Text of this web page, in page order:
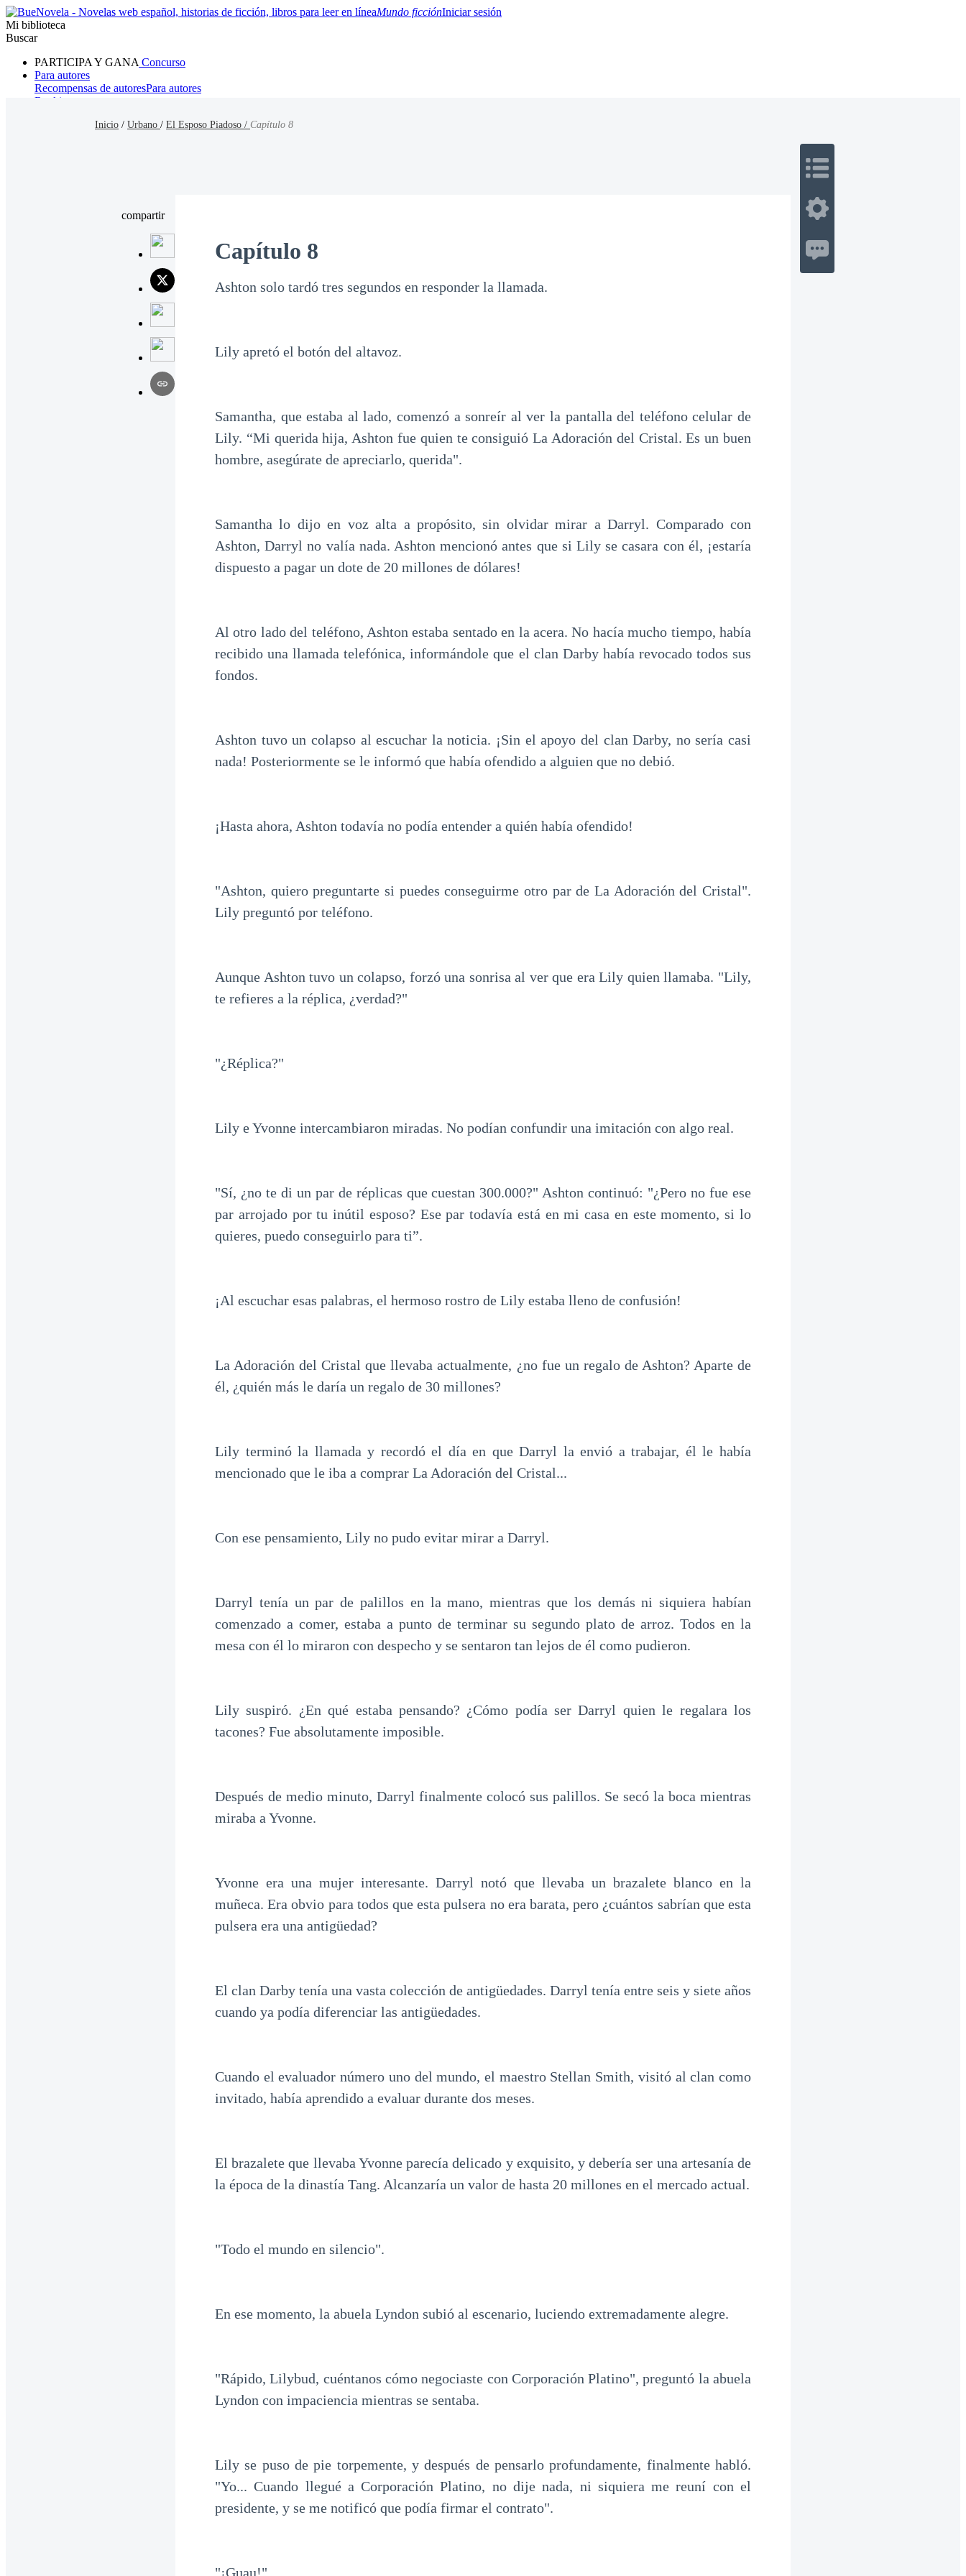
Mundo ficciónIniciar sesión
Mi biblioteca
Buscar
PARTICIPA Y GANA Concurso
Para autores
Recompensas de autoresPara autores
Ranking
Inicio / Urbano / El Esposo Piadoso / Capítulo 8
compartir
Capítulo 8
Ashton solo tardó tres segundos en responder la llamada.
Lily apretó el botón del altavoz.
Samantha, que estaba al lado, comenzó a sonreír al ver la pantalla del teléfono celular de
Lily. “Mi querida hija, Ashton fue quien te consiguió La Adoración del Cristal. Es un buen
hombre, asegúrate de apreciarlo, querida".
Samantha lo dijo en voz alta a propósito, sin olvidar mirar a Darryl. Comparado con
Ashton, Darryl no valía nada. Ashton mencionó antes que si Lily se casara con él, ¡estaría
dispuesto a pagar un dote de 20 millones de dólares!
Al otro lado del teléfono, Ashton estaba sentado en la acera. No hacía mucho tiempo, había
recibido una llamada telefónica, informándole que el clan Darby había revocado todos sus
fondos.
Ashton tuvo un colapso al escuchar la noticia. ¡Sin el apoyo del clan Darby, no sería casi
nada! Posteriormente se le informó que había ofendido a alguien que no debió.
¡Hasta ahora, Ashton todavía no podía entender a quién había ofendido!
"Ashton, quiero preguntarte si puedes conseguirme otro par de La Adoración del Cristal".
Lily preguntó por teléfono.
Aunque Ashton tuvo un colapso, forzó una sonrisa al ver que era Lily quien llamaba. "Lily,
te refieres a la réplica, ¿verdad?"
"¿Réplica?"
Lily e Yvonne intercambiaron miradas. No podían confundir una imitación con algo real.
"Sí, ¿no te di un par de réplicas que cuestan 300.000?" Ashton continuó: "¿Pero no fue ese
par arrojado por tu inútil esposo? Ese par todavía está en mi casa en este momento, si lo
quieres, puedo conseguirlo para ti”.
¡Al escuchar esas palabras, el hermoso rostro de Lily estaba lleno de confusión!
La Adoración del Cristal que llevaba actualmente, ¿no fue un regalo de Ashton? Aparte de
él, ¿quién más le daría un regalo de 30 millones?
Lily terminó la llamada y recordó el día en que Darryl la envió a trabajar, él le había
mencionado que le iba a comprar La Adoración del Cristal...
Con ese pensamiento, Lily no pudo evitar mirar a Darryl.
Darryl tenía un par de palillos en la mano, mientras que los demás ni siquiera habían
comenzado a comer, estaba a punto de terminar su segundo plato de arroz. Todos en la
mesa con él lo miraron con despecho y se sentaron tan lejos de él como pudieron.
Lily suspiró. ¿En qué estaba pensando? ¿Cómo podía ser Darryl quien le regalara los
tacones? Fue absolutamente imposible.
Después de medio minuto, Darryl finalmente colocó sus palillos. Se secó la boca mientras
miraba a Yvonne.
Yvonne era una mujer interesante. Darryl notó que llevaba un brazalete blanco en la
muñeca. Era obvio para todos que esta pulsera no era barata, pero ¿cuántos sabrían que esta
pulsera era una antigüedad?
El clan Darby tenía una vasta colección de antigüedades. Darryl tenía entre seis y siete años
cuando ya podía diferenciar las antigüedades.
Cuando el evaluador número uno del mundo, el maestro Stellan Smith, visitó al clan como
invitado, había aprendido a evaluar durante dos meses.
El brazalete que llevaba Yvonne parecía delicado y exquisito, y debería ser una artesanía de
la época de la dinastía Tang. Alcanzaría un valor de hasta 20 millones en el mercado actual.
"Todo el mundo en silencio".
En ese momento, la abuela Lyndon subió al escenario, luciendo extremadamente alegre.
"Rápido, Lilybud, cuéntanos cómo negociaste con Corporación Platino", preguntó la abuela
Lyndon con impaciencia mientras se sentaba.
Lily se puso de pie torpemente, y después de pensarlo profundamente, finalmente habló.
"Yo... Cuando llegué a Corporación Platino, no dije nada, ni siquiera me reuní con el
presidente, y se me notificó que podía firmar el contrato".
"¡Guau!"